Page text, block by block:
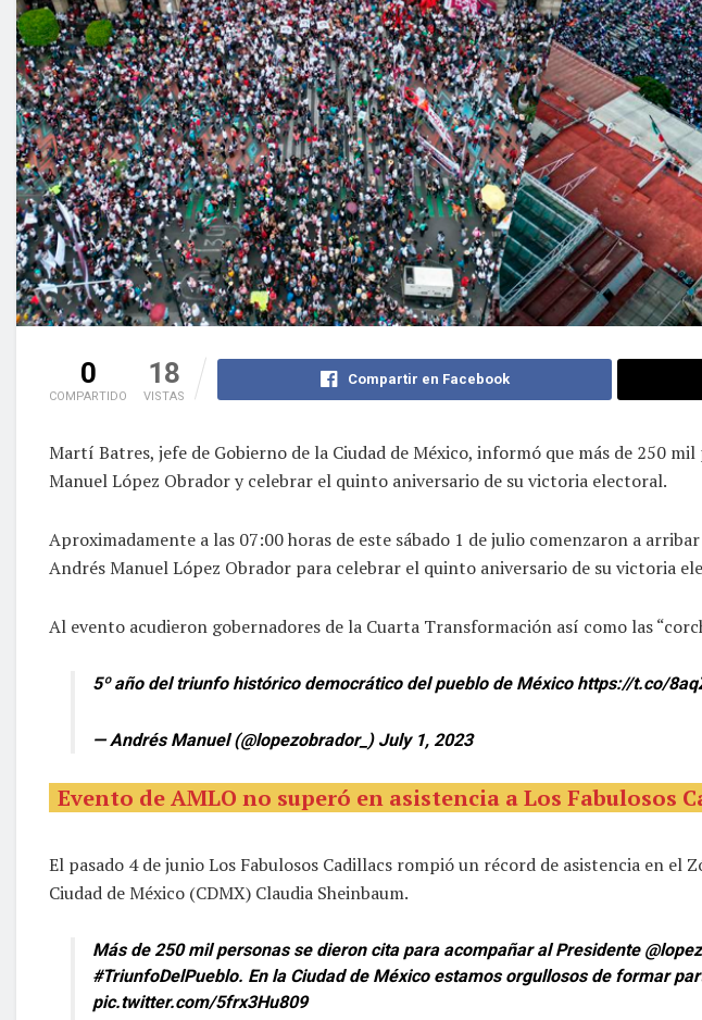
0
COMPARTIDO
18
VISTAS
Compartir en Facebook
Martí Batres, jefe de Gobierno de la Ciudad de México, informó que más de 250
Manuel López Obrador y celebrar el quinto aniversario de su victoria electoral.
Aproximadamente a las 07:00 horas de este sábado 1 de julio comenzaron a
Andrés Manuel López Obrador para celebrar el quinto aniversario de su victoria
Al evento acudieron gobernadores de la Cuarta Transformación así como las
5º año del triunfo histórico democrático del pueblo de México https://t.co/
— Andrés Manuel (@lopezobrador_) July 1, 2023
Evento de AMLO no superó en asistencia a Los Fabulosos
El pasado 4 de junio Los Fabulosos Cadillacs rompió un récord de asistencia en
Ciudad de México (CDMX) Claudia Sheinbaum.
Más de 250 mil personas se dieron cita para acompañar al Presidente
#TriunfoDelPueblo. En la Ciudad de México estamos orgullosos de formar
pic.twitter.com/5frx3Hu809